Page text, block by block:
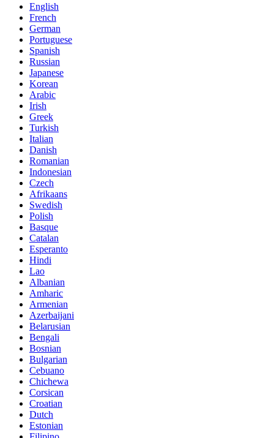
English
French
German
Portuguese
Spanish
Russian
Japanese
Korean
Arabic
Irish
Greek
Turkish
Italian
Danish
Romanian
Indonesian
Czech
Afrikaans
Swedish
Polish
Basque
Catalan
Esperanto
Hindi
Lao
Albanian
Amharic
Armenian
Azerbaijani
Belarusian
Bengali
Bosnian
Bulgarian
Cebuano
Chichewa
Corsican
Croatian
Dutch
Estonian